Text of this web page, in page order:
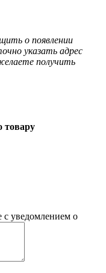
о появлении
указать адрес
получить
товару
уведомлением о